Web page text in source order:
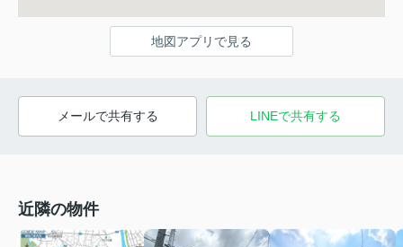
地図アプリで見る
メールで共有する LINEで共有する
近隣の物件